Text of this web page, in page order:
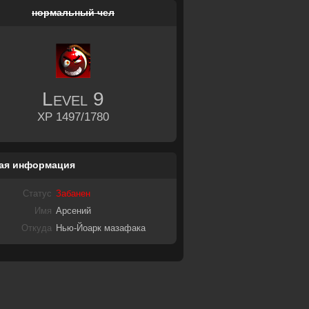
нормальный чел
Level 9
XP 1497/1780
информация
Статус Забанен
Имя Арсений
Откуда Нью-Йоарк мазафака